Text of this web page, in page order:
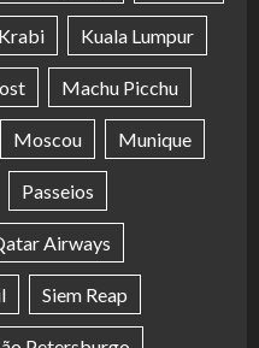
Krabi Kuala Lumpur
Machu Picchu
Moscou Munique
Passeios
Airways
Siem Reap